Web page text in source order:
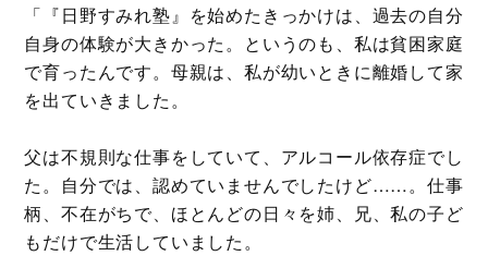
「『日野すみれ塾』を始めたきっかけは、過去の自分
自身の体験が大きかった。というのも、私は貧困家庭
で育ったんです。母親は、私が幼いときに離婚して家
を出ていきました。
父は不規則な仕事をしていて、アルコール依存症でし
た。自分では、認めていませんでしたけど……。仕事
柄、不在がちで、ほとんどの日々を姉、兄、私の子ど
もだけで生活していました。